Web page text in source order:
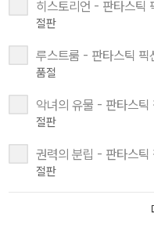
히스토리언 - 판타스틱
절판
루스트룸 - 판타스틱
품절
악녀의 유물 - 판타스
절판
권력의 분립 - 판타스
절판